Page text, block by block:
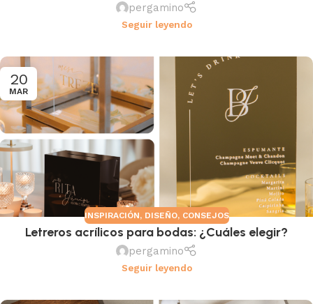
pergamino
Seguir leyendo
20
MAR
INSPIRACIÓN, DISEÑO, CONSEJOS
Letreros acrílicos para bodas: ¿Cuáles elegir?
pergamino
Seguir leyendo